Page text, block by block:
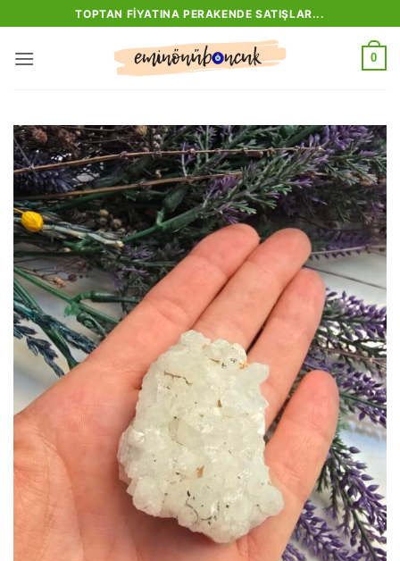
atla
TOPTAN FIYATINA PERAKENDE SATIŞLAR...
0